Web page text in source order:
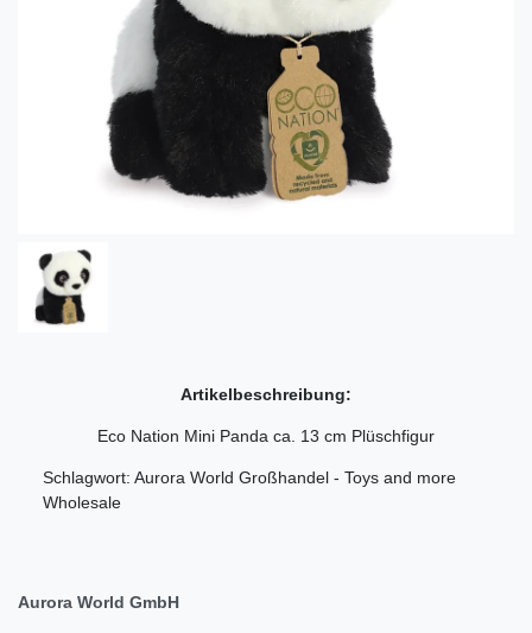
Artikelbeschreibung:
Eco Nation Mini Panda ca. 13 cm Plüschfigur
Schlagwort: Aurora World Großhandel - Toys and more
Wholesale
Aurora World GmbH